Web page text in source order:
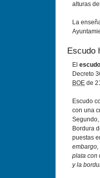
alturas
La
Escudo
El
Decreto
BOE de
Escudo
con una
Bordura
puestas
embargo,
plata con
y la